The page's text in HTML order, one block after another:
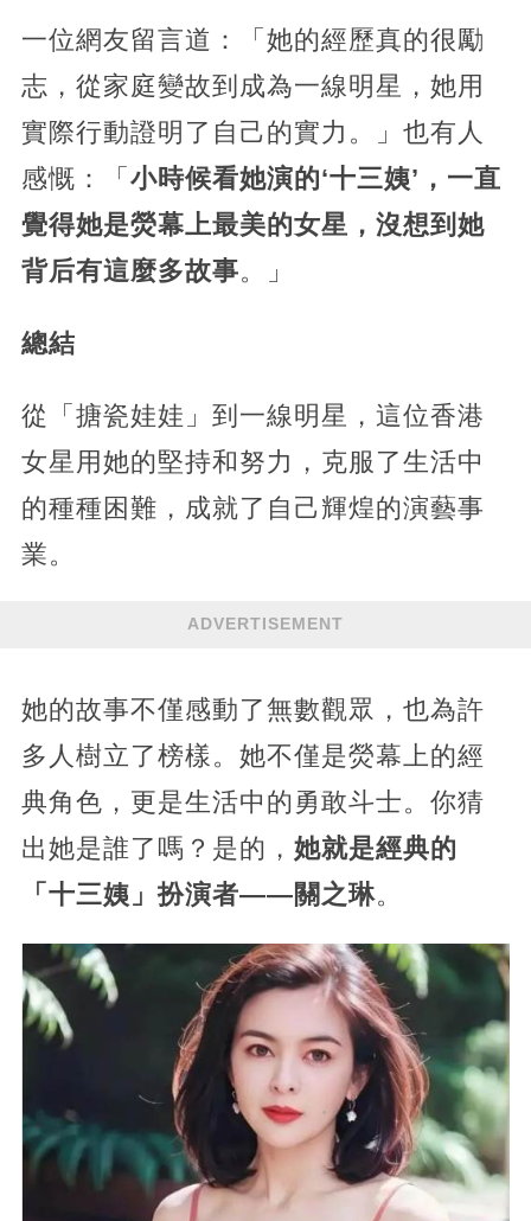
一位網友留言道：「她的經歷真的很勵
志，從家庭變故到成為一線明星，她用
實際行動證明了自己的實力。」也有人
感慨：「 小時候看她演的‘十三姨’，一直
覺得她是熒幕上最美的女星，沒想到她
背后有這麼多故事。」
總結
從「搪瓷娃娃」到一線明星，這位香港
女星用她的堅持和努力，克服了生活中
的種種困難，成就了自己輝煌的演藝事
業。
ADVERTISEMENT
她的故事不僅感動了無數觀眾，也為許
多人樹立了榜樣。她不僅是熒幕上的經
典角色，更是生活中的勇敢斗士。你猜
出她是誰了嗎？是的， 她就是經典的
「十三姨」扮演者——關之琳。